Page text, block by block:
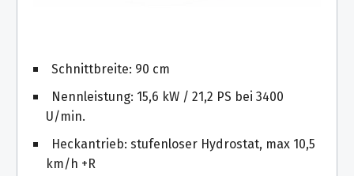
Schnittbreite: 90 cm
Nennleistung: 15,6 kW / 21,2 PS bei 3400
U/min.
Heckantrieb: stufenloser Hydrostat, max 10,5
km/h +R